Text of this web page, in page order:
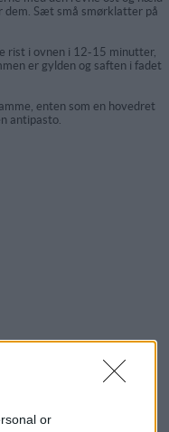
or
dem. Sæt små smørklatter på
rist i ovnen i 12-15 minutter,
er gylden og saften i fadet
enten som en hovedret
antipasto.